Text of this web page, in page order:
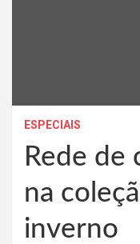
ESPECIAIS
Rede de
na
inverno